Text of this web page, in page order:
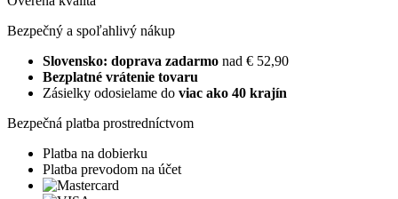
Bezpečný a spoľahlivý nákup
Slovensko: doprava zadarmo nad € 52,90
Bezplatné vrátenie tovaru
Zásielky odosielame do viac ako 40 krajín
Bezpečná platba prostredníctvom
Platba na dobierku
Platba prevodom na účet